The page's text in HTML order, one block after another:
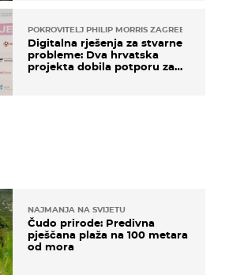
NAJMANJA NA SVIJETU
Čudo prirode: Predivna
pješčana plaža na 100 metara
od mora
POKROVITELJ PHILIP MORRIS ZAGREB
Digitalna rješenja za stvarne
probleme: Dva hrvatska
projekta dobila potporu za